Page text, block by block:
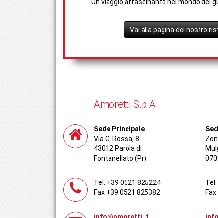
Un viaggio affascinante nel mondo del
Vai alla pagina del nostro
Amoretti S.p.A.
Sede Principale
Via G. Rossa, 8
43012 Parola di
Fontanellato (Pr)
Tel. +39 0521 825224
Fax +39 0521 825382